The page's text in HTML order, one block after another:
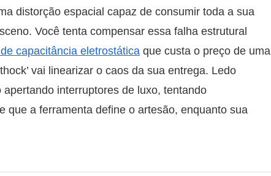
distorção espacial capaz de consumir toda a sua
Você tenta compensar essa falha estrutural
capacitância eletrostática que custa o preço de uma
vai linearizar o caos da sua entrega. Ledo
interruptores de luxo, tentando
que a ferramenta define o artesão, enquanto sua